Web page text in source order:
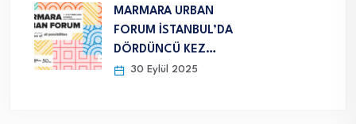
MARMARA URBAN
FORUM İSTANBUL’DA
DÖRDÜNCÜ KEZ…
30 Eylül 2025